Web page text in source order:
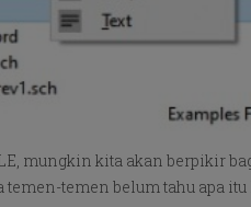
mungkin kita akan berpikir
temen belum tahu apa itu